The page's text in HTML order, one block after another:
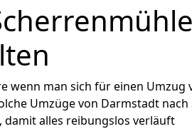
wenn man sich für einen Umzug
Umzüge von Darmstadt nach
, damit alles reibungslos verläuft